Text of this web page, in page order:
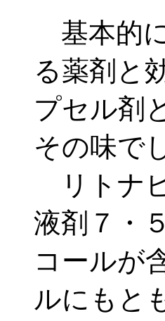
基本的
る薬剤と
プセル剤
その味で
リトナ
液剤７・
コールが
ルにもと